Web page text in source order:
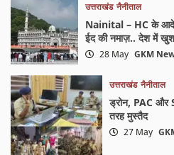
उत्तराखंड नैनीताल
Nainital – HC के आदेश
ईद की नमाज़.. देश में
28 May GKM
उत्तराखंड नैनीताल
ड्रोन, PAC और
तरह मुस्तैद
27 May